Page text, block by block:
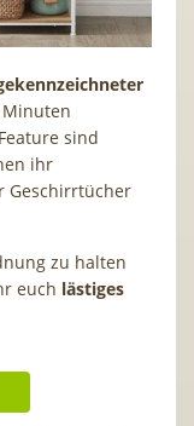
Minuten
sind
ihr
Geschirrtücher
zu halten
euch lästiges